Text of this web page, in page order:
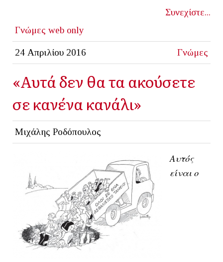
Συνεχίστε...
Γνώμες web only
24 Απριλίου 2016 Γνώμες
«Αυτά δεν θα τα ακούσετε
σε κανένα κανάλι»
Μιχάλης Ροδόπουλος
Αυτός
είναι ο